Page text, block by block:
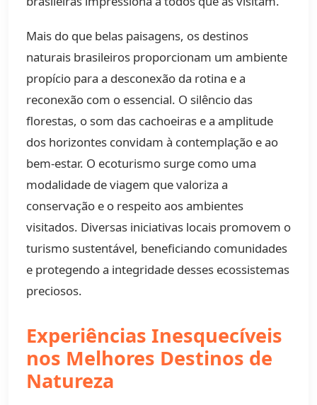
Mais do que belas paisagens, os destinos
naturais brasileiros proporcionam um ambiente
propício para a desconexão da rotina e a
reconexão com o essencial. O silêncio das
florestas, o som das cachoeiras e a amplitude
dos horizontes convidam à contemplação e ao
bem-estar. O ecoturismo surge como uma
modalidade de viagem que valoriza a
conservação e o respeito aos ambientes
visitados. Diversas iniciativas locais promovem o
turismo sustentável, beneficiando comunidades
e protegendo a integridade desses ecossistemas
preciosos.
Experiências Inesquecíveis
nos Melhores Destinos de
Natureza